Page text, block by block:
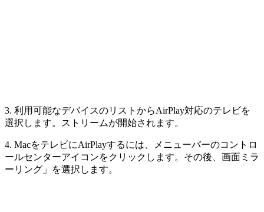
3. 利用可能なデバイスのリストからAirPlay対応のテレビを
選択します。ストリームが開始されます。
4. MacをテレビにAirPlayするには、メニューバーのコントロ
ールセンターアイコンをクリックします。その後、画面ミラ
ーリング」を選択します。